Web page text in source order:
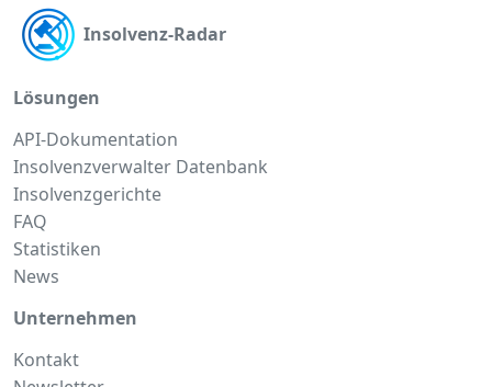
Insolvenz-Radar
Lösungen
API-Dokumentation
Insolvenzverwalter Datenbank
Insolvenzgerichte
FAQ
Statistiken
News
Unternehmen
Kontakt